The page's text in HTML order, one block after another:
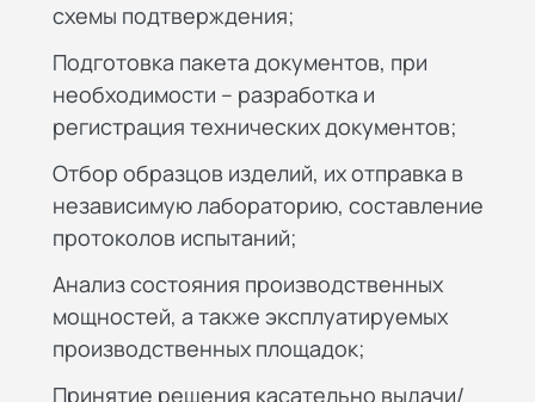
схемы подтверждения;
Подготовка пакета документов, при
необходимости – разработка и
регистрация технических документов;
Отбор образцов изделий, их отправка в
независимую лабораторию, составление
протоколов испытаний;
Анализ состояния производственных
мощностей, а также эксплуатируемых
производственных площадок;
Принятие решения касательно выдачи/